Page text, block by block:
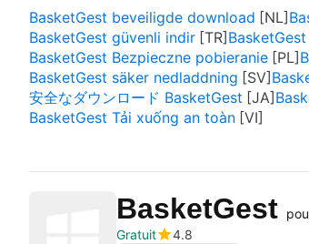
BasketGest beveiligde download
BasketGest güvenli indir
BasketGest Bezpieczne pobieranie
BasketGest säker nedladdning
安全なダウンロード BasketGest
BasketGest Tải xuống an toàn
BasketGest
Gratuit
4.8